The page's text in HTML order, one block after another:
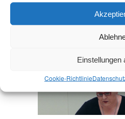
Einstellungen
Cookie-Richtlinie